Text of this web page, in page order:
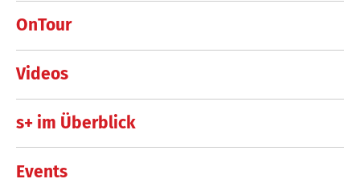
OnTour
Videos
s+ im Überblick
Events